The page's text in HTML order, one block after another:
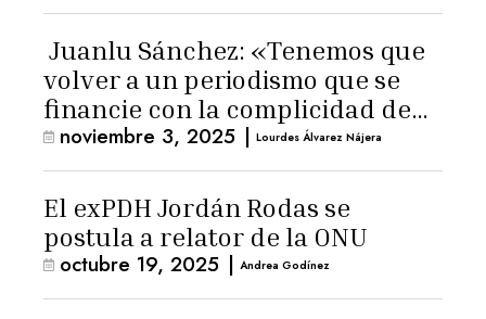
Juanlu Sánchez: «Tenemos que
volver a un periodismo que se
financie con la complicidad de
los lectores»
noviembre 3, 2025 | Lourdes Álvarez Nájera
El exPDH Jordán Rodas se
postula a relator de la ONU
octubre 19, 2025 | Andrea Godínez